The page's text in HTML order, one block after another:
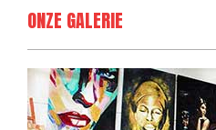
ONZE GALERIE